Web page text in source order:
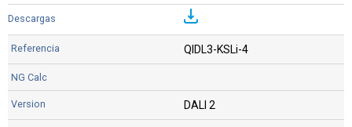
QIDL3-KSLi-4
DALI 2